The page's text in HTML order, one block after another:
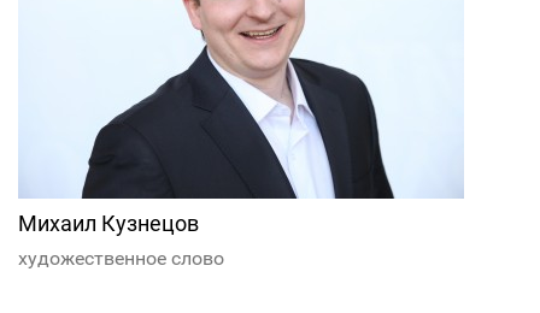
Михаил Кузнецов
художественное слово